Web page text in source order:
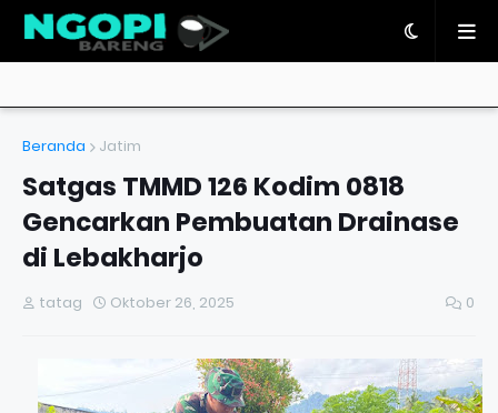
Beranda Jatim
Satgas TMMD 126 Kodim 0818
Gencarkan Pembuatan Drainase
di Lebakharjo
tatag Oktober 26, 2025 0